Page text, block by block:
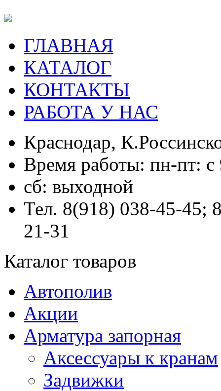
ГЛАВНАЯ
КАТАЛОГ
КОНТАКТЫ
РАБОТА У НАС
Краснодар,
Время работы: пн-пт:
сб: выходной
Тел. 8(918) 038-45-45;
21-31
Каталог товаров
Автополив
Акции
Арматура запорная
Аксессуары к кранам
Задвижки